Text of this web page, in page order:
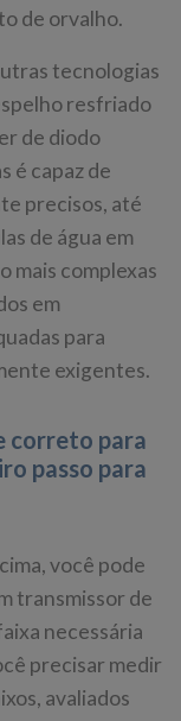
de orvalho.
tecnologias
resfriado
de diodo
é capaz de
precisos, até
de água em
mais complexas
em
para
exigentes.
correto para
passo para
você pode
transmissor de
necessária
precisar medir
avaliados